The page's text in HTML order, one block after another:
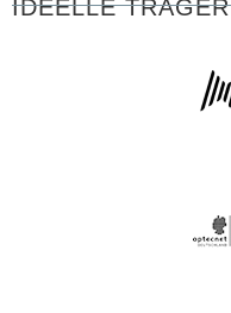
IDEELLE TRÄGER